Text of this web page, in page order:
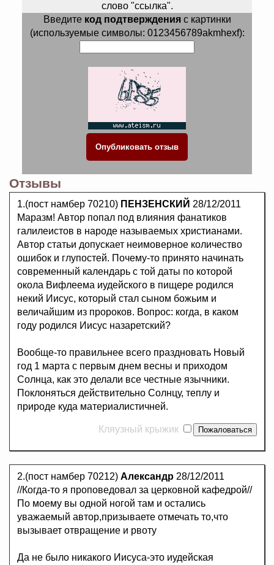
слово "ссылка".
Введите код подтвержденияс картинки
(используемые символы: 0123456789akmhexf):
Отзывы
1.(пост намбер 70210) ПЕНЗЕНСКИЙ 28/12/2011
Маразм! Автор попал под влияния фанатиков
галилеистов в народе называемых христианами.
Автор статьи допускает неимоверное количество
ошибок и глупостей. Почему-то принято начинать
современный календарь с той даты по которой
окола Вифлеема иудейского в пищере родился
некий Иисус, который стал сыном божьим и
величайшим из пророков. Вопрос: когда, в каком
году родился Иисус назаретский?
Вообще-то правильнее всего праздновать Новый
год 1 марта с первым днем весны и приходом
Солнца, как это делали все честные язычники.
Поклоняться действительно Солнцу, теплу и
природе куда материалистичней.
Кляузный крыжик
2.(пост намбер 70212) Александр 28/12/2011
//Когда-то я проповедовал за церковной кафедрой//
По моему вы одной ногой там и остались
уважаемый автор,призываете отмечать то,что
вызывает отвращение и рвоту
Да не было никакого Иисуса-это иудейская